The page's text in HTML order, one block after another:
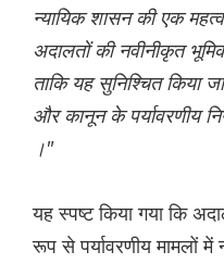
न्यायिक शासन की एक
अदालतों की नवीनीकृत
ताकि यह सुनिश्चित किया
और कानून के पर्यावरणीय
।"
यह स्पष्ट किया गया कि
रूप से पर्यावरणीय मामलों में